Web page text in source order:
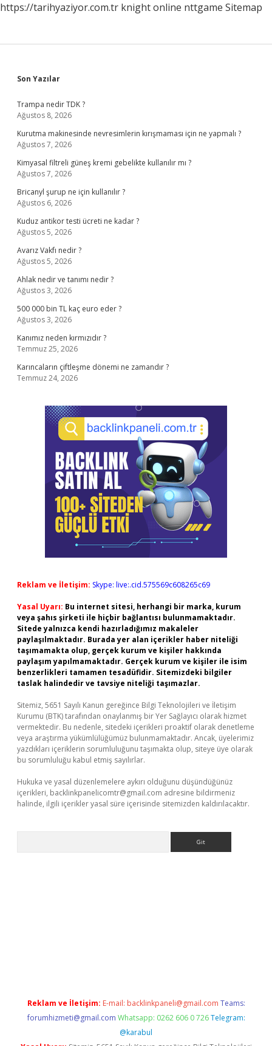
https://tarihyaziyor.com.tr knight online nttgame Sitemap
Sidebar
Son Yazılar
Trampa nedir TDK ?
Ağustos 8, 2026
Kurutma makinesinde nevresimlerin kırışmaması için ne yapmalı ?
Ağustos 7, 2026
Kimyasal filtreli güneş kremi gebelikte kullanılır mı ?
Ağustos 7, 2026
Bricanyl şurup ne için kullanılır ?
Ağustos 6, 2026
Kuduz antikor testi ücreti ne kadar ?
Ağustos 5, 2026
Avarız Vakfı nedir ?
Ağustos 5, 2026
Ahlak nedir ve tanımı nedir ?
Ağustos 3, 2026
500 000 bin TL kaç euro eder ?
Ağustos 3, 2026
Kanımız neden kırmızıdır ?
Temmuz 25, 2026
Karıncaların çiftleşme dönemi ne zamandır ?
Temmuz 24, 2026
Reklam ve İletişim: Skype: live:.cid.575569c608265c69
Yasal Uyarı: Bu internet sitesi, herhangi bir marka, kurum
veya şahıs şirketi ile hiçbir bağlantısı bulunmamaktadır.
Sitede yalnızca kendi hazırladığımız makaleler
paylaşılmaktadır. Burada yer alan içerikler haber niteliği
taşımamakta olup, gerçek kurum ve kişiler hakkında
paylaşım yapılmamaktadır. Gerçek kurum ve kişiler ile isim
benzerlikleri tamamen tesadüfidir. Sitemizdeki bilgiler
taslak halindedir ve tavsiye niteliği taşımazlar.
Sitemiz, 5651 Sayılı Kanun gereğince Bilgi Teknolojileri ve İletişim
Kurumu (BTK) tarafından onaylanmış bir Yer Sağlayıcı olarak hizmet
vermektedir. Bu nedenle, sitedeki içerikleri proaktif olarak denetleme
veya araştırma yükümlülüğümüz bulunmamaktadır. Ancak, üyelerimiz
yazdıkları içeriklerin sorumluluğunu taşımakta olup, siteye üye olarak
bu sorumluluğu kabul etmiş sayılırlar.
Hukuka ve yasal düzenlemelere aykırı olduğunu düşündüğünüz
içerikleri, backlinkpanelicomtr@gmail.com adresine bildirmeniz
halinde, ilgili içerikler yasal süre içerisinde sitemizden kaldırılacaktır.
Reklam ve İletişim: E-mail: backlinkpaneli@gmail.com Teams:
forumhizmeti@gmail.com Whatsapp: 0262 606 0 726 Telegram:
@karabul